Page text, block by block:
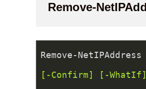
Remove-
Remove-NetIPAddress
[-Confirm]
[-WhatIf]